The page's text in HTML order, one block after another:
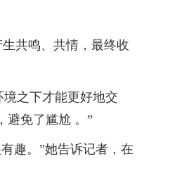
共鸣、共情，最终收
之下才能更好地交
避免了尴尬 。”
趣。”她告诉记者，在